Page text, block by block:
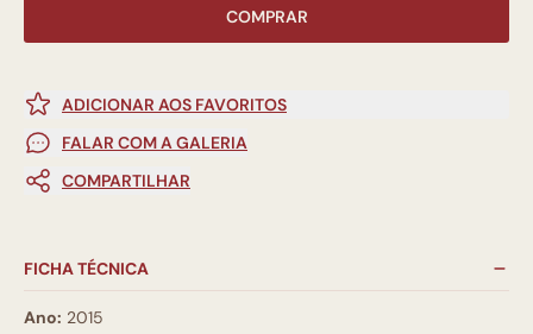
COMPRAR
ADICIONAR AOS FAVORITOS
FALAR COM A GALERIA
COMPARTILHAR
FICHA TÉCNICA
Ano: 2015